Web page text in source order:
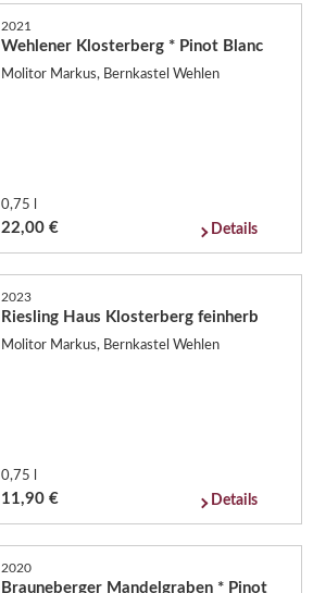
2021
Wehlener Klosterberg * Pinot Blanc
Molitor Markus, Bernkastel Wehlen
0,75 l
22,00 € Details
2023
Riesling Haus Klosterberg feinherb
Molitor Markus, Bernkastel Wehlen
0,75 l
11,90 € Details
2020
Brauneberger Mandelgraben * Pinot